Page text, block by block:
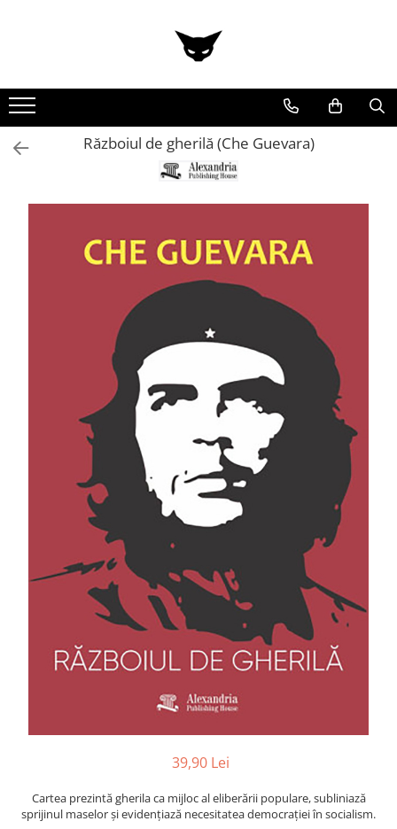
Războiul de gherilă (Che Guevara)
39,90 Lei
Cartea prezintă gherila ca mijloc al eliberării populare, subliniază
sprijinul maselor și evidențiază necesitatea democrației în socialism.